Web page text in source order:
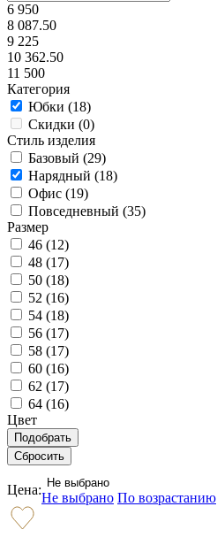
6 950
8 087.50
9 225
10 362.50
11 500
Категория
Юбки (18)
Скидки (0)
Стиль изделия
Базовый (29)
Нарядный (18)
Офис (19)
Повседневный (35)
Размер
46 (12)
48 (17)
50 (18)
52 (16)
54 (18)
56 (17)
58 (17)
60 (16)
62 (17)
64 (16)
Цвет
Цена: Не выбрано
Не выбрано По возрастанию